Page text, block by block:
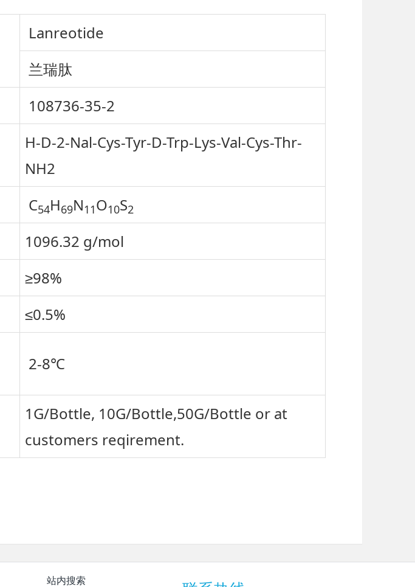
Lanreotide
兰瑞肽
108736-35-2
H-D-2-Nal-Cys-Tyr-D-Trp-Lys-Val-Cys-Thr-
NH2
C54H69N11O10S2
1096.32 g/mol
≥98%
≤0.5%
2-8℃
1G/Bottle, 10G/Bottle,50G/Bottle or at
customers reqirement.
站内搜索